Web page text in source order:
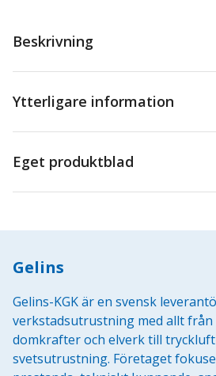
Beskrivning
Ytterligare information
Eget produktblad
Gelins
Gelins-KGK är en svensk
verkstadsutrustning med allt
domkrafter och elverk till
svetsutrustning. Företaget